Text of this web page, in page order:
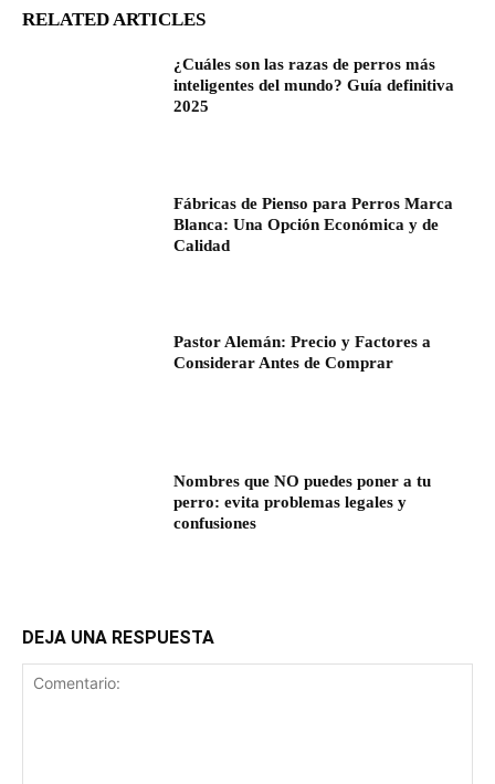
RELATED ARTICLES
¿Cuáles son las razas de perros más
inteligentes del mundo? Guía definitiva
2025
Fábricas de Pienso para Perros Marca
Blanca: Una Opción Económica y de
Calidad
Pastor Alemán: Precio y Factores a
Considerar Antes de Comprar
Nombres que NO puedes poner a tu
perro: evita problemas legales y
confusiones
DEJA UNA RESPUESTA